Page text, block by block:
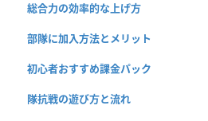
総合力の効率的な上げ方
部隊に加入方法とメリット
初心者おすすめ課金パック
隊抗戦の遊び方と流れ